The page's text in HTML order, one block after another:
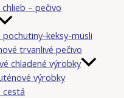
– pečivo
keksy-müsli
trvanlivé pečivo
chladené výrobky
výrobky
cestá